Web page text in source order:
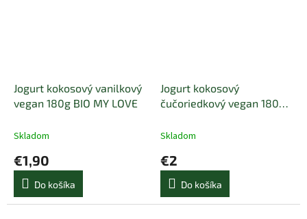
Jogurt kokosový vanilkový
vegan 180g BIO MY LOVE
Skladom
€1,90
Do košíka
Jogurt kokosový
čučoriedkový vegan 180g
Skladom
€2
Do košíka